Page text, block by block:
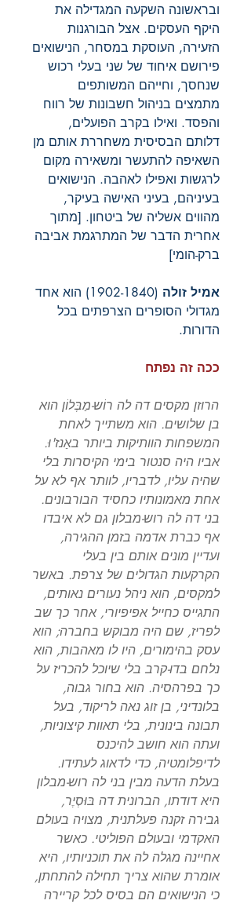
ובראשונה השקעה המגדילה את
היקף העסקים. אצל הבורגנות
הזעירה, העוסקת במסחר, הנישואים
פירושם איחוד של שני בעלי רכוש
שנחסך, וחייהם המשותפים
מתמצים בניהול חשבונות של רווח
והפסד. ואילו בקרב הפועלים,
דלותם הבסיסית משחררת אותם מן
השאיפה להתעשר ומשאירה מקום
לרגשות ואפילו לאהבה. הנישואים
בעיניהם, בעיני האישה בעיקר,
מהווים אשליה של ביטחון. [מתוך
אחרית הדבר של המתרגמת אביבה
ברק-הומי]
אמיל זולה
(1902-1840) הוא אחד
מגדולי הסופרים הצרפתים בכל
הדורות.
ככה זה נפתח
הרוזן מקסים דה לה רוֹש-מַבְּלוֹן הוא
בן שלושים. הוא משתייך לאחת
המשפחות הוותיקות ביותר באַנז'וּ.
אביו היה סנטור בימי הקיסרות בלי
שהיה עליו, לדבריו, לוותר אף לא על
אחת מאמונותיו כחסיד הבורבונים.
בני דה לה רוש-מבלון גם לא איבדו
אף כברת אדמה בזמן ההגירה,
ועדיין מונים אותם בין בעלי
הקרקעות הגדולים של צרפת. באשר
למקסים, הוא ניהל נעורים נאותים,
התגייס כחייל אפיפיורי, אחר כך שב
לפריז, שם היה מבוקש בחברה; הוא
עסק בהימורים, היו לו מאהבות, הוא
נלחם בדו-קרב בלי שיוכל להכריז על
כך בפרהסיה. הוא בחור גבוה,
בלונדיני, בן זוג נאה לריקוד, בעל
תבונה בינונית, בלי תאוות קיצוניות,
ועתה הוא חושב להיכנס
לדיפלומטיה, כדי לדאוג לעתידו.
בעלת הדעה מבין בני לה רוש-מבלון
היא דודתו, הברונית דה בּוּסְיֶר,
גבירה זקנה פעלתנית, מצויה בעולם
האקדמי ובעולם הפוליטי. כאשר
אחיינה מגלה לה את תוכניותיו, היא
אומרת שהוא צריך תחילה להתחתן,
כי הנישואים הם בסיס לכל קריירה